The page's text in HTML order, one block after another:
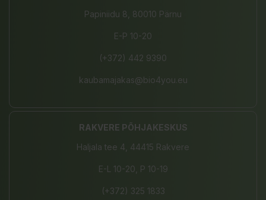
Papiniidu 8, 80010 Pärnu
E-P 10-20
(+372) 442 9390
kaubamajakas@bio4you.eu
RAKVERE PÕHJAKESKUS
Haljala tee 4, 44415 Rakvere
E-L 10-20, P 10-19
(+372) 325 1833